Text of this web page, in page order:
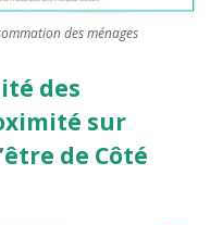
des ménages
des
sur
de Côté